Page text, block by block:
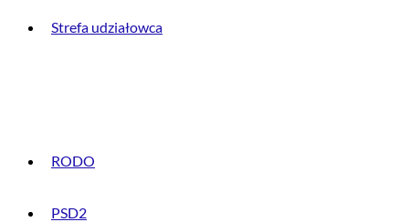
Strefa udziałowca
RODO
PSD2